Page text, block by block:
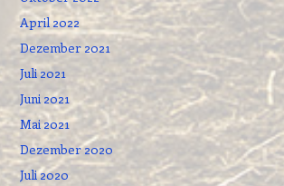
April 2022
Dezember 2021
Juli 2021
Juni 2021
Mai 2021
Dezember 2020
Juli 2020